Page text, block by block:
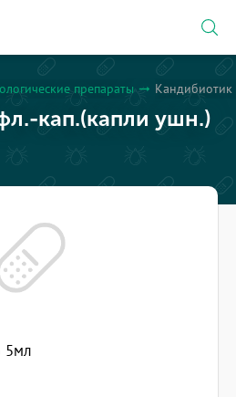
препараты arrow_right_alt Кандибиотик
кап.(капли ушн.)
5мл